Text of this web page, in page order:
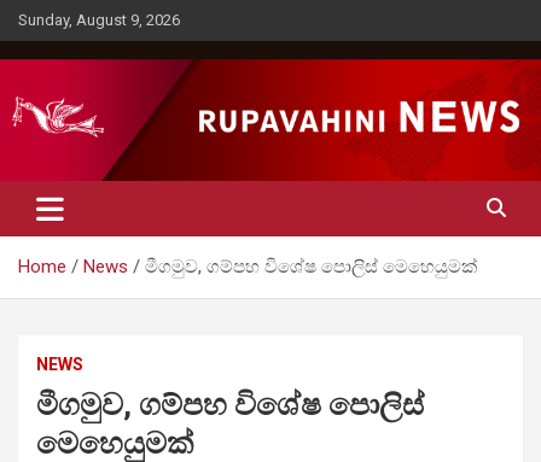
Skip
to
content
Sunday, August 9, 2026
Rupavahini News
Home News මීගමුව, ගම්පහ විශේෂ පොලිස් මෙහෙයුමක්
NEWS
මීගමුව, ගම්පහ විශේෂ පොලිස්
මෙහෙයුමක්